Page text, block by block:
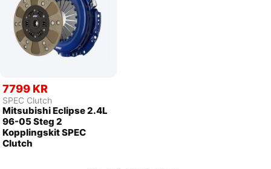
7799 KR
SPEC Clutch
Mitsubishi Eclipse 2.4L
96-05 Steg 2
Kopplingskit SPEC
Clutch